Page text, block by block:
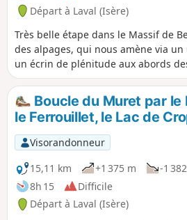
Départ à Laval (Isère)
Très belle étape dans le Massif de
des alpages, qui nous amène via
un écrin de plénitude aux abords
Boucle du Muret par le
le Ferrouillet, le Lac de
Visorandonneur
15,11 km
+1 375 m
-1
8h 15
Difficile
Départ à Laval (Isère)